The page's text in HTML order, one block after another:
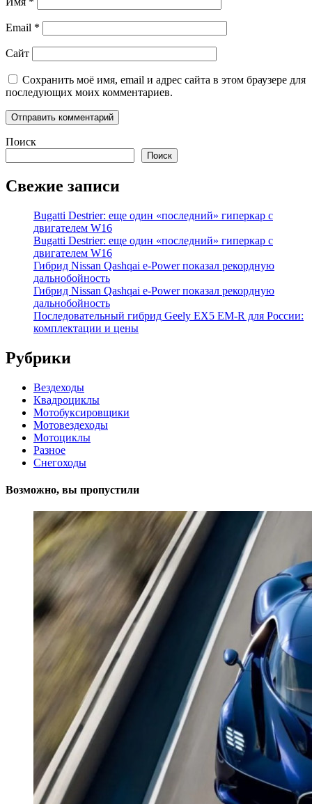
Email *
Сайт
Сохранить моё имя, email и адрес сайта в этом браузере для
последующих моих комментариев.
Поиск
Поиск
Свежие записи
Bugatti Destrier: еще один «последний» гиперкар с
двигателем W16
Bugatti Destrier: еще один «последний» гиперкар с
двигателем W16
Гибрид Nissan Qashqai e-Power показал рекордную
дальнобойность
Гибрид Nissan Qashqai e-Power показал рекордную
дальнобойность
Последовательный гибрид Geely EX5 EM-R для России:
комплектации и цены
Рубрики
Вездеходы
Квадроциклы
Мотобуксировщики
Мотовездеходы
Мотоциклы
Разное
Снегоходы
Возможно, вы пропустили